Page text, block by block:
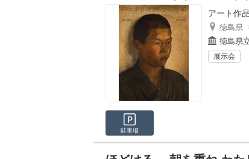
アート作
徳島県
徳島県
展示会
駐車場